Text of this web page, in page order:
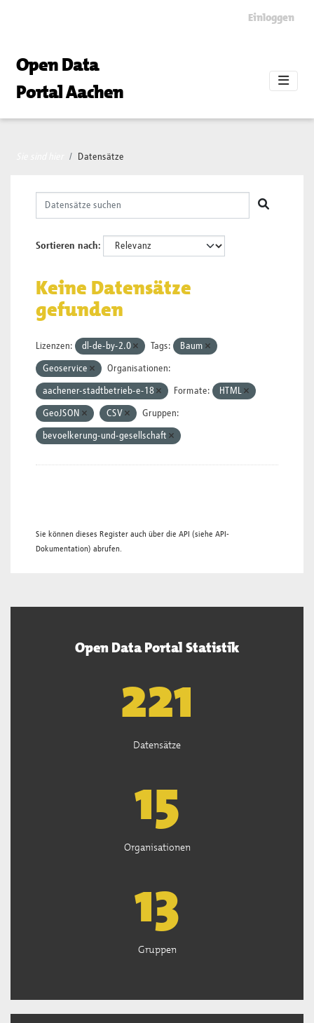
Einloggen
Open Data
Portal Aachen
Datensätze
Sortieren nach
Keine Datensätze
gefunden
Lizenzen: dl-de-by-2.0 Tags: Baum
Geoservice Organisationen:
aachener-stadtbetrieb-e-18 Formate: HTML
GeoJSON CSV Gruppen:
bevoelkerung-und-gesellschaft
Sie können dieses Register auch über die API (siehe API-
Dokumentation) abrufen.
Open Data Portal Statistik
222
Datensätze
15
Organisationen
13
Gruppen